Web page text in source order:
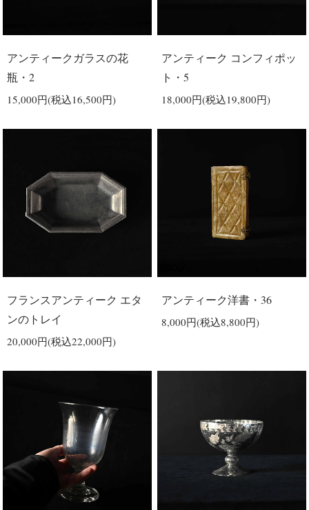
アンティークガラスの花
瓶・2
15,000円(税込16,500円)
アンティーク コンフィポッ
ト・5
18,000円(税込19,800円)
フランスアンティーク エタ
ンのトレイ
20,000円(税込22,000円)
アンティーク洋書・36
8,000円(税込8,800円)